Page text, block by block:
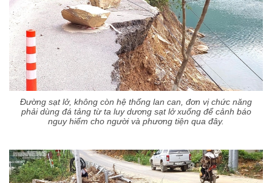
Đường sạt lở, không còn hệ thống lan can, đơn vị chức năng
phải dùng đá tảng từ ta luy dương sạt lở xuống để cảnh báo
nguy hiểm cho người và phương tiện qua đây.